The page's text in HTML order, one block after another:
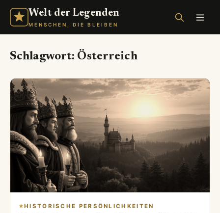
Welt der Legenden
MENSCHEN, DIE BLEIBEN
Schlagwort: Österreich
HISTORISCHE PERSÖNLICHKEITEN